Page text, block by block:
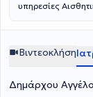
υπηρεσίες
Βιντεοκλήση
Δημάρχου